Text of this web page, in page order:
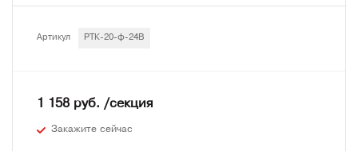
Артикул РТК-20-ф-24В
1 158 руб. /секция
Закажите сейчас